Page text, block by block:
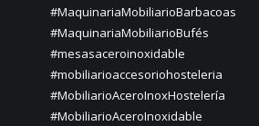
#MaquinariaMobiliarioBarbacoas
#MaquinariaMobiliarioBufés
#mesasaceroinoxidable
#mobiliarioaccesoriohosteleria
#MobiliarioAceroInoxHostelería
#MobiliarioAceroInoxidable